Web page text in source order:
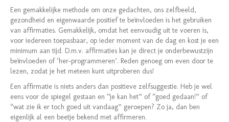
Een gemakkelijke methode om onze gedachten, ons zelfbeeld,
gezondheid en eigenwaarde positief te beïnvloeden is het gebruiken
van affirmaties. Gemakkelijk, omdat het eenvoudig uit te voeren is,
voor iedereen toepasbaar, op ieder moment van de dag en kost je een
minimum aan tijd. D.m.v. affirmaties kan je direct je onderbewustzijn
beïnvloeden of ‘her-programmeren’. Reden genoeg om even door te
lezen, zodat je het meteen kunt uitproberen dus!
Een affirmatie is niets anders dan positieve zelfsuggestie. Heb je wel
eens voor de spiegel gestaan en “je kan het” of “goed gedaan!” of
“wat zie ik er toch goed uit vandaag” geroepen? Zo ja, dan ben
eigenlijk al een beetje bekend met affirmeren.